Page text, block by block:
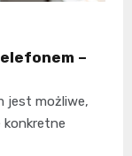
–
jest możliwe,
konkretne